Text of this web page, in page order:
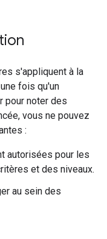
s'appliquent à la
fois qu'un
pour noter des
vous ne pouvez
:
autorisées pour les
et des niveaux.
au sein des